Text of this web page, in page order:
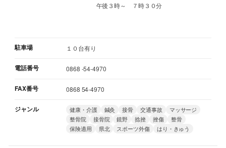
午後３時～ ７時３０分
駐車場 １０台有り
電話番号 0868 -54-4970
FAX番号 0868 54-4970
ジャンル 健康・介護 鍼灸 接骨 交通事故
マッサージ
整骨院
接骨院 鏡野 捻挫 挫傷
整骨
保険適用
県北 スポーツ外傷 はり・きゅう